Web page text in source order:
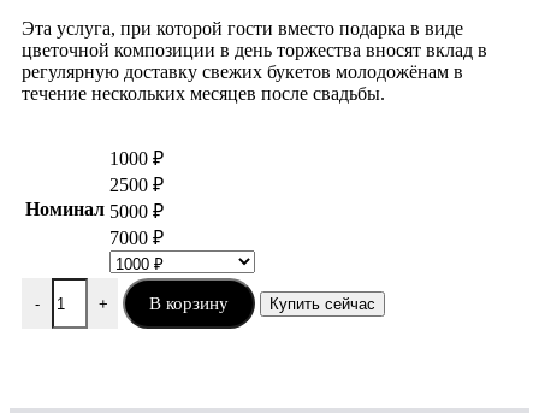
Эта услуга, при которой гости вместо подарка в виде
цветочной композиции в день торжества вносят вклад в
регулярную доставку свежих букетов молодожёнам в
течение нескольких месяцев после свадьбы.
Номинал
1000 ₽
2500 ₽
5000 ₽
7000 ₽
- + В корзину Купить сейчас